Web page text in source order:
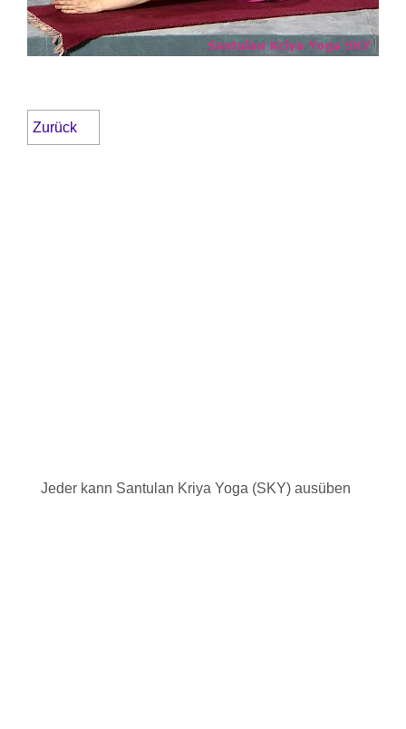
Zurück
Jeder kann Santulan Kriya Yoga (SKY) ausüben